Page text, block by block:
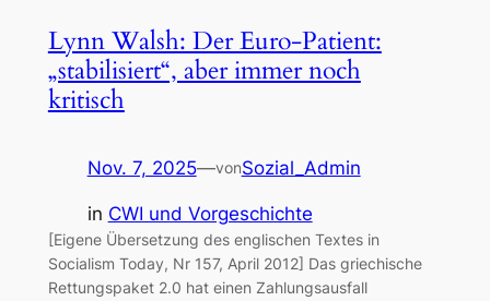
Lynn Walsh: Der Euro-Patient:
„stabilisiert“, aber immer noch
kritisch
Nov. 7, 2025—vonSozial_Admin
in CWI und Vorgeschichte
[Eigene Übersetzung des englischen Textes in
Socialism Today, Nr 157, April 2012] Das griechische
Rettungspaket 2.0 hat einen Zahlungsausfall